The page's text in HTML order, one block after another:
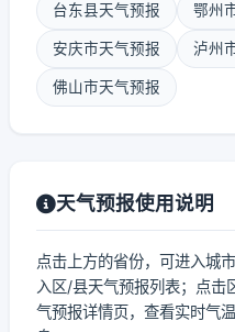
台东县天气预报 鄂州
安庆市天气预报 泸州
佛山市天气预报
天气预报使用说明
点击上方的省份，可进入城
入区/县天气预报列表；点击
气预报详情页，查看实时气